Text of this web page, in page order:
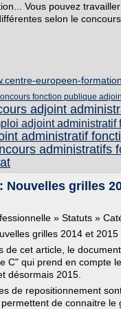
Vous pouvez
selon le
europeen-
fonction publique
adjoint
adjoint administratif
administratif
administratifs
Nouvelles grilles
» Statuts »
grilles 2014 et 2015
de cet article, le
C" qui prend en compte
désormais 2015.
de repositionnement
de connaitre le